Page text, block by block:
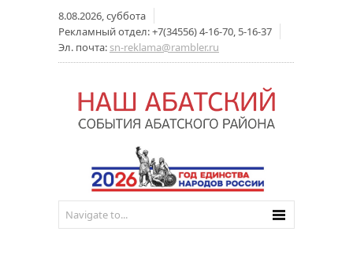
8.08.2026, суббота
Рекламный отдел: +7(34556) 4-16-70, 5-16-37
Эл. почта: sn-reklama@rambler.ru